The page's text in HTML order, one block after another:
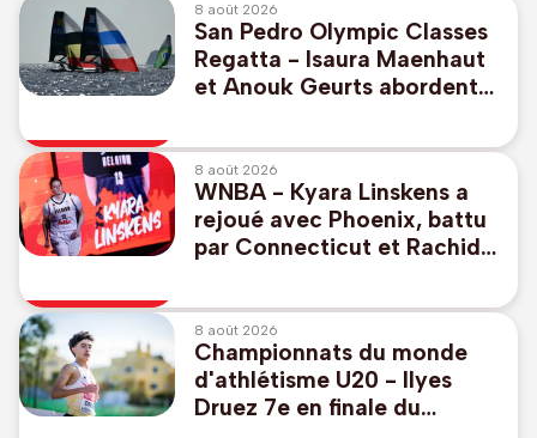
8 août 2026
San Pedro Olympic Classes
Regatta - Isaura Maenhaut
et Anouk Geurts abordent
médailles en 49er FX
8 août 2026
WNBA - Kyara Linskens a
rejoué avec Phoenix, battu
par Connecticut et Rachid
8 août 2026
Championnats du monde
d'athlétisme U20 - Ilyes
Druez 7e en finale du